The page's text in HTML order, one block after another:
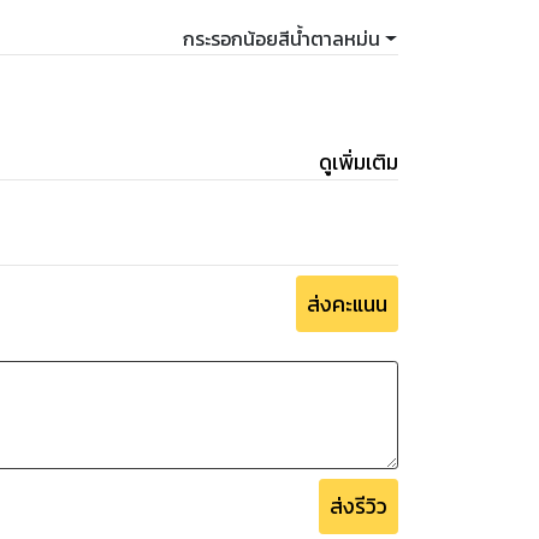
กระรอกน้อยสีน้ำตาลหม่น
ดูเพิ่มเติม
ส่งคะแนน
ส่งรีวิว